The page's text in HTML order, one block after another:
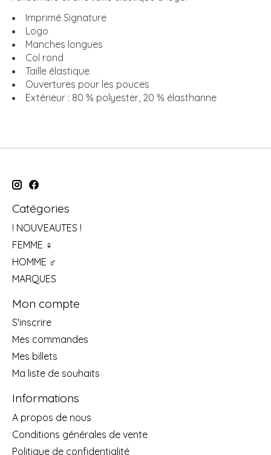
Imprimé Signature
Logo
Manches longues
Col rond
Taille élastique
Ouvertures pour les pouces
Extérieur : 80 % polyester, 20 % élasthanne
Catégories
! NOUVEAUTES !
FEMME ♀
HOMME ♂
MARQUES
Mon compte
S'inscrire
Mes commandes
Mes billets
Ma liste de souhaits
Informations
A propos de nous
Conditions générales de vente
Politique de confidentialité